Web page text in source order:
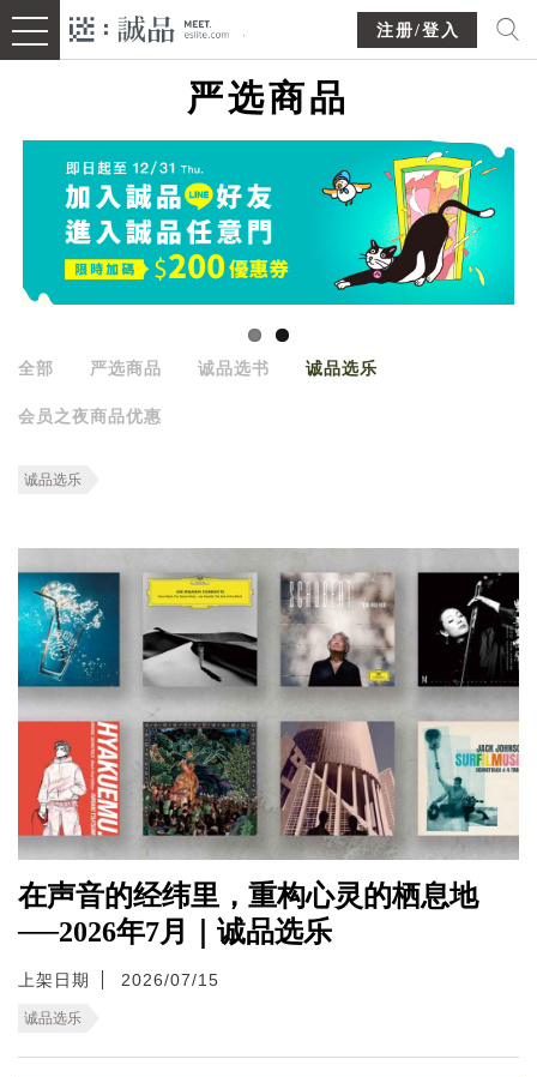
注册/登入
严选商品
全部 严选商品 诚品选书 诚品选乐
会员之夜商品优惠
诚品选乐
在声音的经纬里，重构心灵的栖息地
──2026年7月｜诚品选乐
上架日期 2026/07/15
诚品选乐